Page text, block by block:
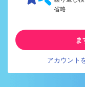
省略
ま
アカウント